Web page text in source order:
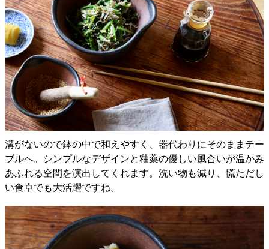
溝がないので鉢の中で和えやすく、器代わりにそのままテー
ブルへ。シンプルなデザインと釉薬の優しい風合いが温かみ
あふれる空間を演出してくれます。洗い物も減り、慌ただし
い食卓でも大活躍ですね。